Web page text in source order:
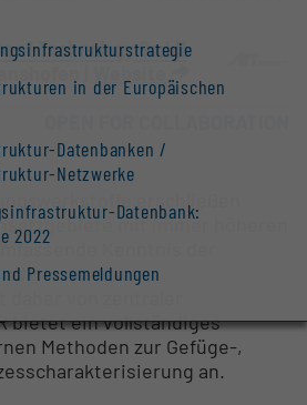
in der Europäischen
Datenbanken /
Netzwerke
Datenbank:
2022
Pressemeldungen
of Technology GmbH
erschließen
mit immer höheren
Kenntnis der
und deren
bietet ein vollständiges
Methoden zur Gefüge-,
an.